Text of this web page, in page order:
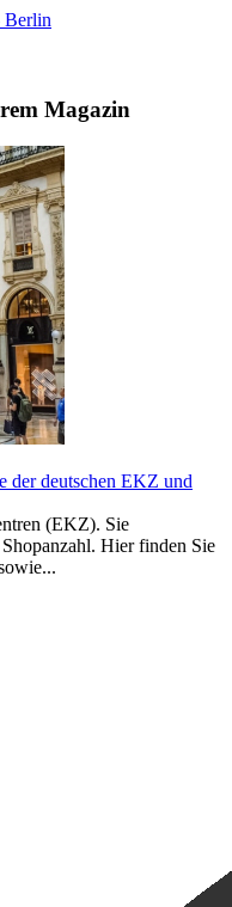
Magazin
der deutschen EKZ und
(EKZ). Sie
Hier finden Sie